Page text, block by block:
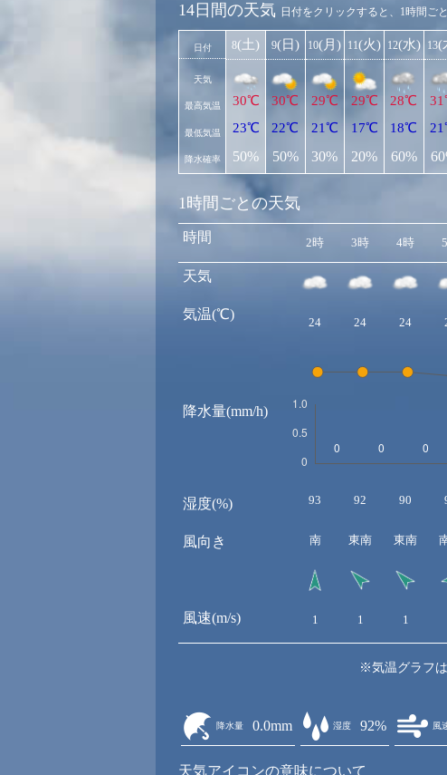
14日間の天気 日付をクリックすると、1時間ご
日付
天気
最高気温
最低気温
降水確率
8(土)
30℃
23℃
50%
9(日)
30℃
22℃
50%
10(月)
29℃
21℃
30%
11(火)
29℃
17℃
20%
12(水)
28℃
18℃
60%
13(
1時間ごとの天気
時間
天気
気温(℃)
降水量(mm/h)
湿度(%)
風向き
風速(m/s)
2時 3時 4時
24 24 24
93 92 90
南 東南 東南
1 1 1
※気温グラフ
降水量 0.0mm 湿度 92% 風
天気アイコンの意味について